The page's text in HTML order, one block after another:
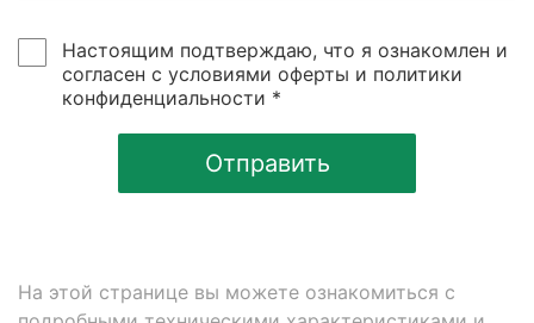
Настоящим подтверждаю, что я ознакомлен и
согласен с условиями оферты и политики
конфиденциальности *
Отправить
На этой странице вы можете ознакомиться с